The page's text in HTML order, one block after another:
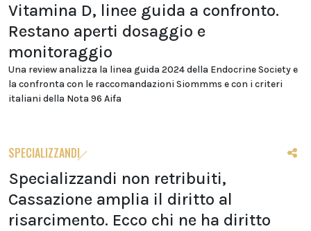
Vitamina D, linee guida a confronto.
Restano aperti dosaggio e
monitoraggio
Una review analizza la linea guida 2024 della Endocrine Society e
la confronta con le raccomandazioni Siommms e con i criteri
italiani della Nota 96 Aifa
SPECIALIZZANDI
Specializzandi non retribuiti,
Cassazione amplia il diritto al
risarcimento. Ecco chi ne ha diritto